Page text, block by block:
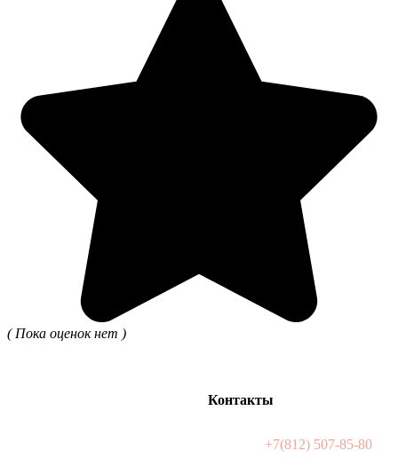
( Пока оценок нет )
Контакты
+7(812) 507-85-80